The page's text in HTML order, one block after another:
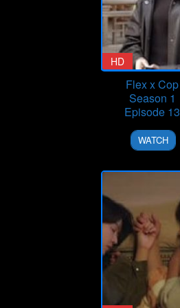
HD
Flex x Cop
Season 1
Episode 13
15
Mar
WATCH